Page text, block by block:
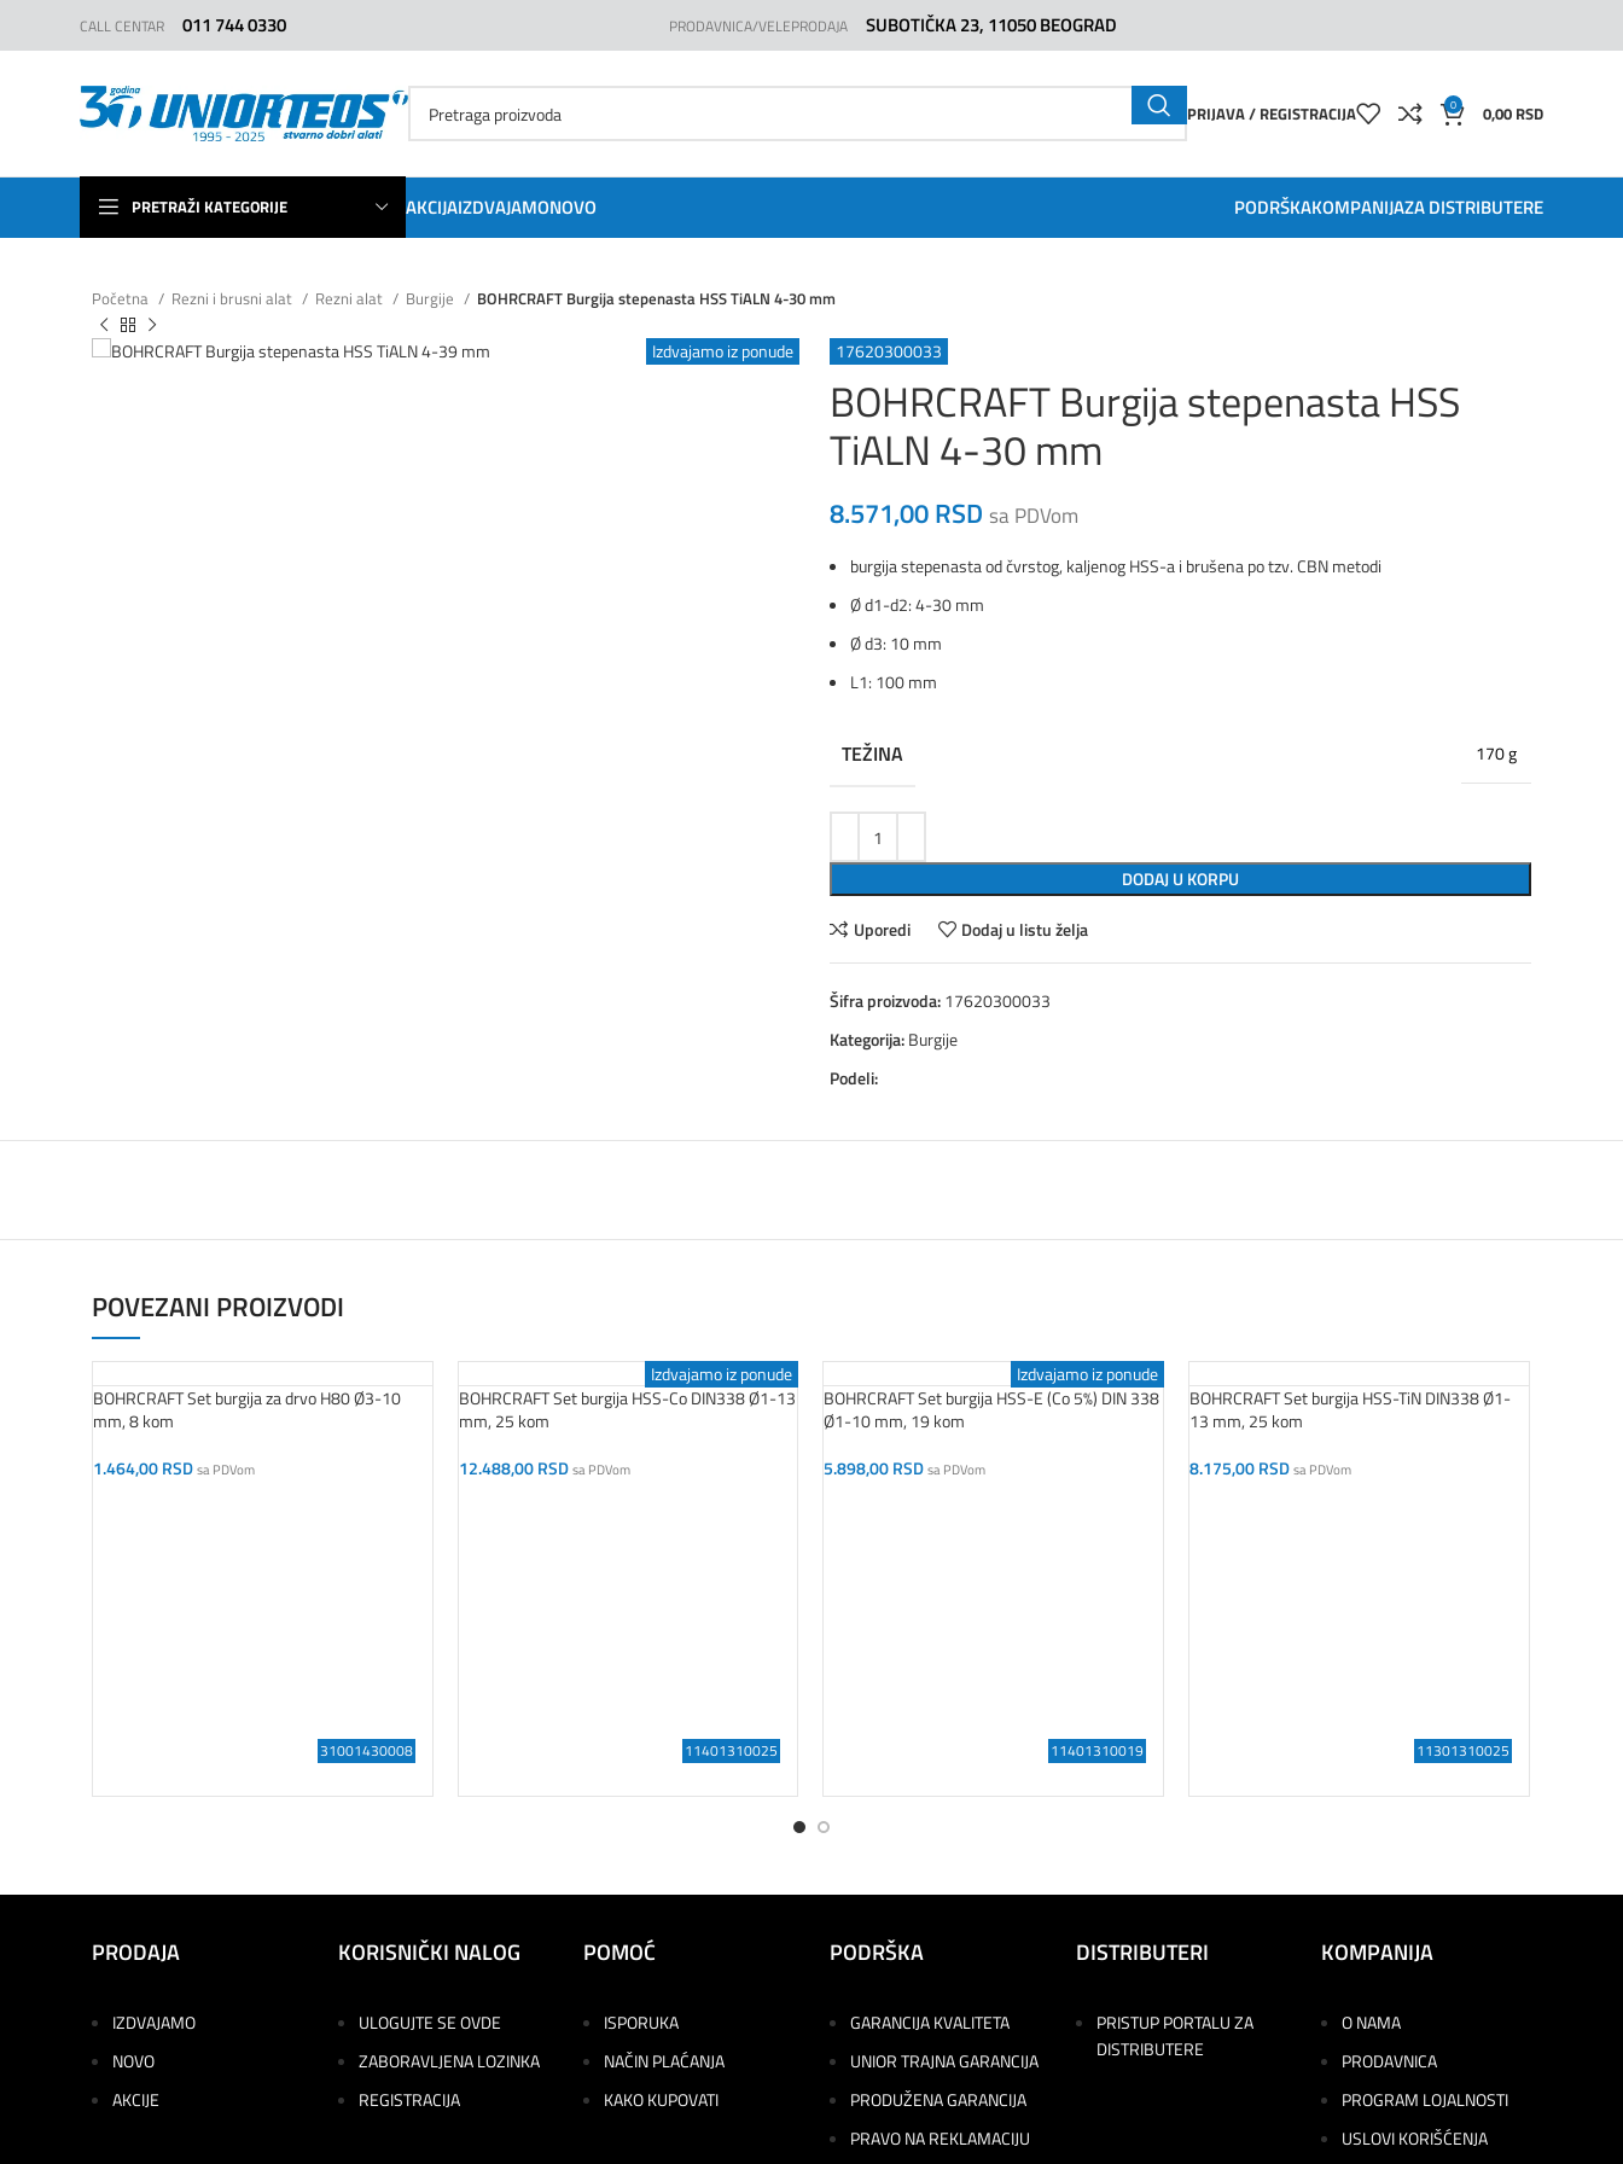
CALL CENTAR 011 744 0330 PRODAVNICA/VELEPRODAJA SUBOTIČKA 23, 11050 BEOGRAD
PRIJAVA / REGISTRACIJA 0 0,00 RSD
PRETRAŽI KATEGORIJE AKCIJAIZDVAJAMONOVO PODRŠKAKOMPANIJAZA DISTRIBUTERE
Početna Rezni i brusni alat Rezni alat Burgije BOHRCRAFT Burgija stepenasta HSS TiALN 4-30 mm
Izdvajamo iz ponude 17620300033
BOHRCRAFT Burgija stepenasta HSS
TiALN 4-30 mm
8.571,00RSD sa PDVom
burgija stepenasta od čvrstog, kaljenog HSS-a i brušena po tzv. CBN metodi
Ø d1-d2: 4-30 mm
Ø d3: 10 mm
L1: 100 mm
TEŽINA 170 g
DODAJ U KORPU
Uporedi
Dodaj u listu želja
Šifra proizvoda:17620300033
Kategorija:Burgije
Podeli:
POVEZANI PROIZVODI
BOHRCRAFT Set burgija za drvo H80 Ø3-10
mm, 8 kom
1.464,00RSDsa PDVom
31001430008
Izdvajamo iz ponude
BOHRCRAFT Set burgija HSS-Co DIN338 Ø1-13
mm, 25 kom
12.488,00RSDsa PDVom
11401310025
Izdvajamo iz ponude
BOHRCRAFT Set burgija HSS-E (Co 5%) DIN 338
Ø1-10 mm, 19 kom
5.898,00RSDsa PDVom
11401310019
BOHRCRAFT Set burgija HSS-TiN DIN338 Ø1-
13 mm, 25 kom
8.175,00RSDsa PDVom
11301310025
PRODAJA
IZDVAJAMO
NOVO
AKCIJE
KORISNIČKI NALOG
ULOGUJTE SE OVDE
ZABORAVLJENA LOZINKA
REGISTRACIJA
POMOĆ
ISPORUKA
NAČIN PLAĆANJA
KAKO KUPOVATI
PODRŠKA
GARANCIJA KVALITETA
UNIOR TRAJNA GARANCIJA
PRODUŽENA GARANCIJA
PRAVO NA REKLAMACIJU
DISTRIBUTERI
PRISTUP PORTALU ZA
DISTRIBUTERE
KOMPANIJA
O NAMA
PRODAVNICA
PROGRAM LOJALNOSTI
USLOVI KORIŠĆENJA